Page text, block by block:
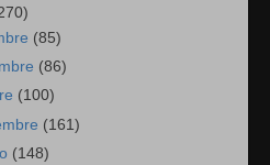
(85)
(86)
(100)
(161)
(148)